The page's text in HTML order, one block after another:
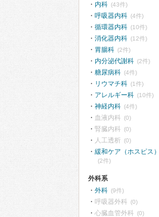
内科 (43件)
呼吸器内科 (4件)
循環器内科 (10件)
消化器内科 (12件)
胃腸科 (2件)
内分泌代謝科 (2件)
糖尿病科 (4件)
リウマチ科 (1件)
アレルギー科 (10件)
神経内科 (4件)
血液内科 (0)
腎臓内科 (0)
人工透析 (0)
緩和ケア（ホスピス）
(2件)
外科系
外科 (9件)
呼吸器外科 (0)
心臓血管外科 (0)